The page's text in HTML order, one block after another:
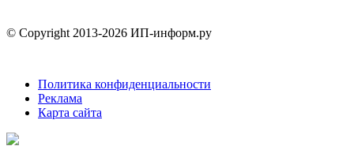
© Copyright 2013-2026 ИП-информ.ру
Политика конфиденциальности
Реклама
Карта сайта